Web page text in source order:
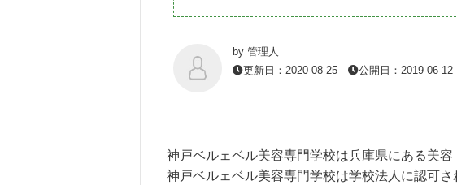
by 管理人
更新日：2020-08-25
公開日：2019-06-12
神戸ベルェベル美容専門学校は兵庫県にある美容
神戸ベルェベル美容専門学校は学校法人に認可さ